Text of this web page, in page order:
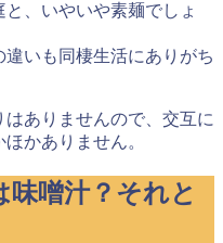
、いやいや素麺でしょ
いも同棲生活にありがち
ありませんので、交互に
かありません。
噌汁？それと